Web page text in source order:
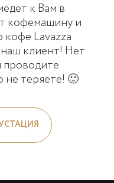
к Вам в
кофемашину и
кофе Lavazza
клиент! Нет
проводите
не теряете! 🙂